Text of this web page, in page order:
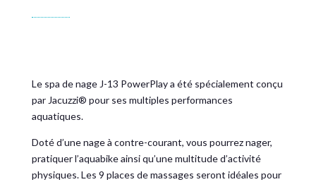
Le spa de nage J-13 PowerPlay a été spécialement conçu
par Jacuzzi® pour ses multiples performances
aquatiques.
Doté d’une nage à contre-courant, vous pourrez nager,
pratiquer l’aquabike ainsi qu’une multitude d’activité
physiques. Les 9 places de massages seront idéales pour